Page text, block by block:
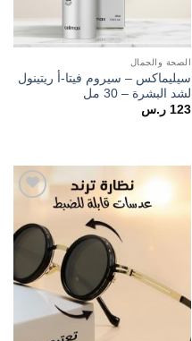
الصحة والجمال
سيليماكس – سيروم فيتا-أ ريتينول
لشد البشرة – 30 مل
123 ر.س
wishlist